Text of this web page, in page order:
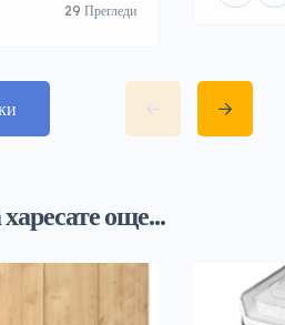
29 Прегледи
още...